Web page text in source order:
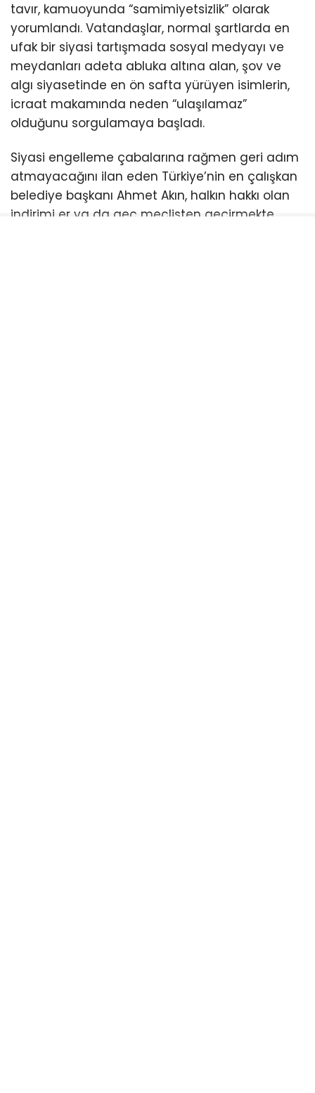
tavır, kamuoyunda “samimiyetsizlik” olarak
yorumlandı. Vatandaşlar, normal şartlarda en
ufak bir siyasi tartışmada sosyal medyayı ve
meydanları adeta abluka altına alan, şov ve
algı siyasetinde en ön safta yürüyen isimlerin,
icraat makamında neden “ulaşılamaz”
olduğunu sorgulamaya başladı.
Siyasi engelleme çabalarına rağmen geri adım
atmayacağını ilan eden Türkiye’nin en çalışkan
belediye başkanı Ahmet Akın, halkın hakkı olan
indirimi er ya da geç meclisten geçirmekte